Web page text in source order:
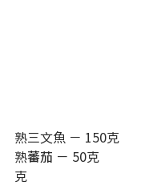
熟三文魚 － 150克
熟蕃茄 － 50克
克